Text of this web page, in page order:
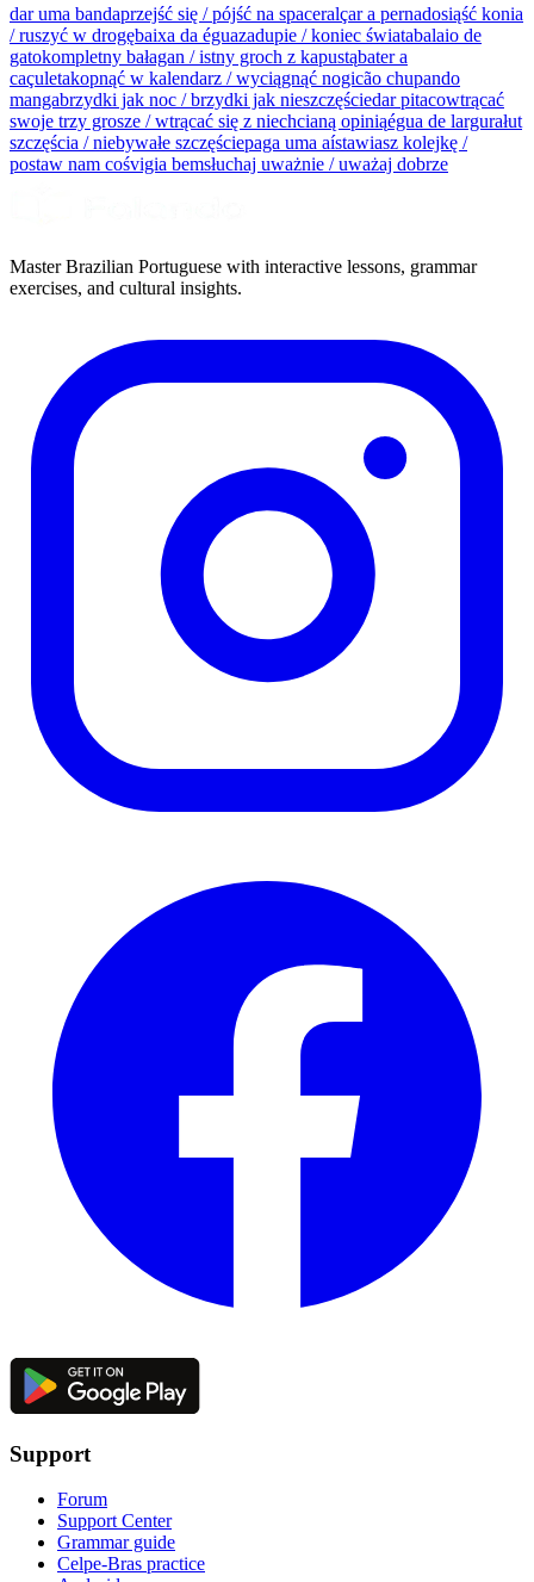
dar uma bandaprzejść się / pójść na spaceralçar a pernadosiąść konia
/ ruszyć w drogębaixa da éguazadupie / koniec światabalaio de
gatokompletny bałagan / istny groch z kapustąbater a
caçuletakopnąć w kalendarz / wyciągnąć nogicão chupando
mangabrzydki jak noc / brzydki jak nieszczęściedar pitacowtrącać
swoje trzy grosze / wtrącać się z niechcianą opiniąégua de largurałut
szczęścia / niebywałe szczęściepaga uma aístawiasz kolejkę /
postaw nam cośvigia bemsłuchaj uważnie / uważaj dobrze
Master Brazilian Portuguese with interactive lessons, grammar
exercises, and cultural insights.
Support
Forum
Support Center
Grammar guide
Celpe-Bras practice